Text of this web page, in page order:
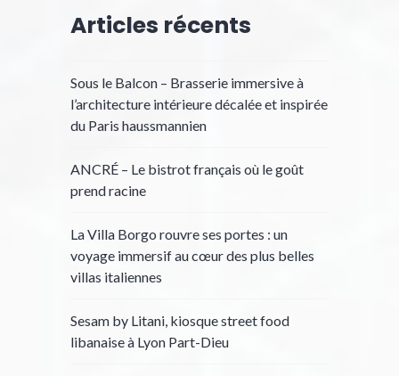
Articles récents
Sous le Balcon – Brasserie immersive à
l’architecture intérieure décalée et inspirée
du Paris haussmannien
ANCRÉ – Le bistrot français où le goût
prend racine
La Villa Borgo rouvre ses portes : un
voyage immersif au cœur des plus belles
villas italiennes
Sesam by Litani, kiosque street food
libanaise à Lyon Part-Dieu